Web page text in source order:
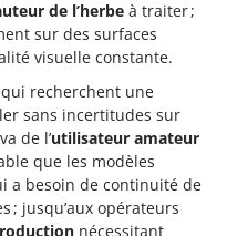
de l’herbe à traiter ;
sur des surfaces
visuelle constante.
qui recherchent une
sans incertitudes sur
de l’utilisateur amateur
que les modèles
a besoin de continuité de
; jusqu’aux opérateurs
nécessitant